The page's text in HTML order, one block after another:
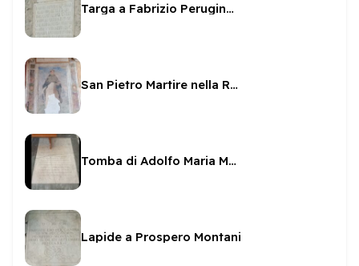
Targa a Fabrizio Perugino sul Fortilizio
San Pietro Martire nella Rocca
Tomba di Adolfo Maria Montani
Lapide a Prospero Montani